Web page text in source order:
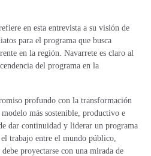
en esta entrevista a su visión de
para el programa que busca
en la región. Navarrete es claro al
del programa en la
profundo con la transformación
más sostenible, productivo e
dar continuidad y liderar un programa
trabajo entre el mundo público,
proyectarse con una mirada de